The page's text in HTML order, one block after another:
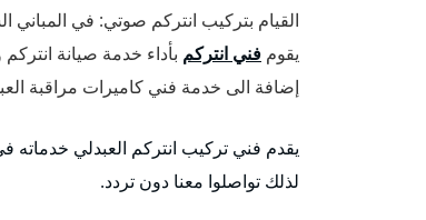
القيام بتركيب انتركم صوتي: في
يقوم فني انتركم بأداء خدمة صيانة
إضافة الى خدمة فني كاميرات مراقبة
يقدم فني تركيب انتركم العبدلي
لذلك تواصلوا معنا دون تردد.